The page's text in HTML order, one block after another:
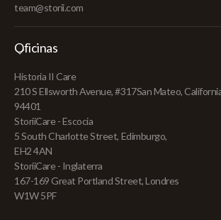
team@storii.com
Oficinas
Historia II Care
210 S Ellsworth Avenue, #317San Mateo,
94401
StoriiCare - Escocia
5 South Charlotte Street, Edimburgo,
EH2 4AN
StoriiCare - Inglaterra
167-169 Great Portland Street, Londres
W1W 5PF